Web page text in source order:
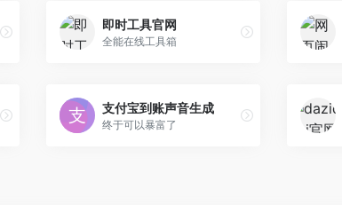
即时工具官网
全能在线工具箱
支付宝到账声音生成
终于可以暴富了